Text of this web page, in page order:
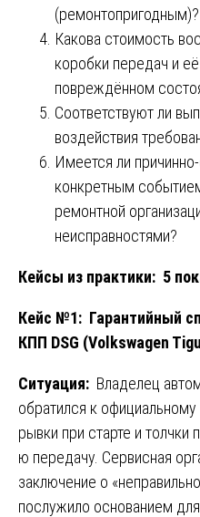
(ремонтопригодным)?
Какова стоимость
коробки передач и
повреждённом
Соответствуют ли
воздействия
Имеется ли
конкретным
ремонтной
неисправностями?
Кейсы из практики: 5
Кейс №1: Гарантийный
КПП DSG (Volkswagen
Ситуация: Владелец
обратился к
рывки при старте и толчки
ю передачу. Сервисная
заключение о
послужило основанием